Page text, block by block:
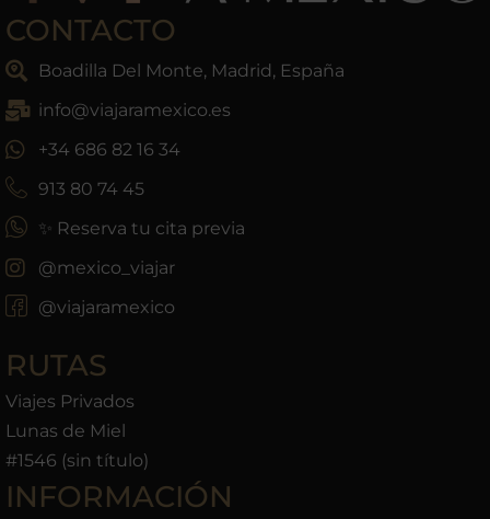
CONTACTO
Boadilla Del Monte, Madrid, España
info@viajaramexico.es
+34 686 82 16 34
913 80 74 45
✨ Reserva tu cita previa
@mexico_viajar
@viajaramexico
RUTAS
Viajes Privados
Lunas de Miel
#1546 (sin título)
INFORMACIÓN